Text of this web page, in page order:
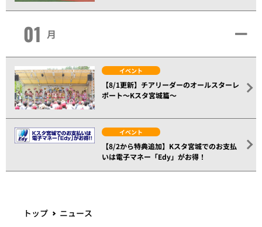
01 月
イベント
【8/1更新】チアリーダーのオールスターレ
ポート～Kスタ宮城篇～
イベント
【8/2から特典追加】Kスタ宮城でのお支払
いは電子マネー「Edy」がお得！
トップ ニュース